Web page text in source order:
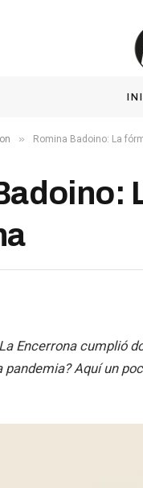
» Romina Badoino: La
Encerrona cumplió
pandemia? Aquí un